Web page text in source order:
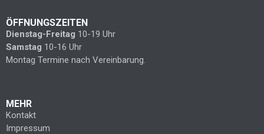
ÖFFNUNGSZEITEN
Dienstag-Freitag 10-19 Uhr
Samstag 10-16 Uhr
Montag Termine nach Vereinbarung.
MEHR
Kontakt
Impressum